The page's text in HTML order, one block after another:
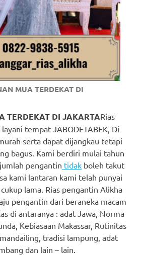
MUA TERDEKAT DI
TERDEKAT DI JAKARTARias
tempat JABODETABEK, Di
serta dapat dijangkau tetapi
bagus. Kami berdiri mulai tahun
pengantin tidak boleh takut
kami lantaran kami telah punyai
lama. Rias pengantin Alikha
pengantin dari beraneka macam
di antaranya : adat Jawa, Norma
Kebiasaan Makassar, Rutinitas
tradisi lampung, adat
dan lain – lain.